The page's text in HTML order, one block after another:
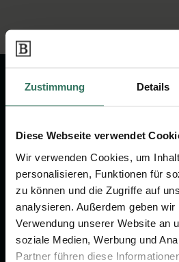
Zustimmung Details
Diese Webseite verwendet
Wir verwenden Cookies, um
personalisieren, Funktionen für
zu können und die Zugriffe auf
analysieren. Außerdem geben
Verwendung unserer Website an
soziale Medien, Werbung und
Partner führen diese
um das Thema
Vorsorge.
Jetzt beraten
FÜR SIE
FÜR